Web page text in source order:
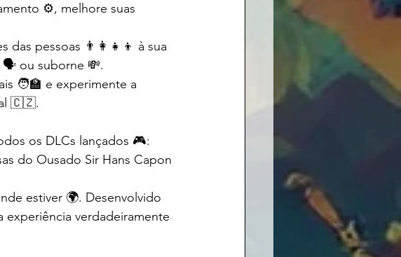
⚙️, melhore suas
das pessoas 👨‍👩‍👧‍👦 à sua
🗣️ ou suborne 💸.
🧑‍🏫 e experimente a
🇨🇿.
os DLCs lançados 🎮:
do Ousado Sir Hans Capon
estiver 🌍. Desenvolvido
verdadeiramente